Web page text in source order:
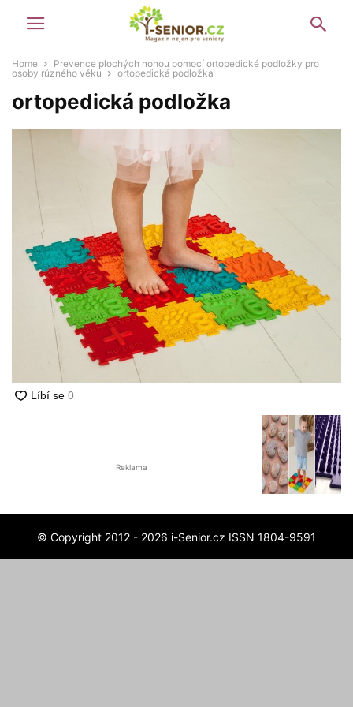
Home
Prevence plochých nohou pomocí ortopedické podložky pro
osoby různého věku
ortopedická podložka
ortopedická podložka
Reklama
© Copyright 2012 - 2026 i-Senior.cz ISSN 1804-9591